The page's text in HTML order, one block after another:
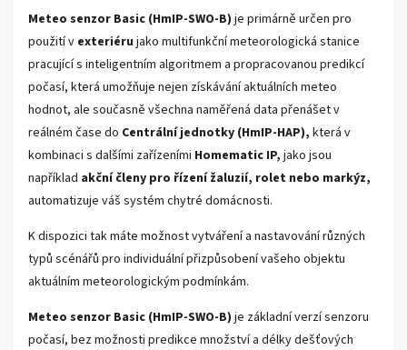
Meteo senzor Basic (HmIP-SWO-B) je primárně určen pro
použití v exteriéru jako multifunkční meteorologická stanice
pracující s inteligentním algoritmem a propracovanou predikcí
počasí, která umožňuje nejen získávání aktuálních meteo
hodnot, ale současně všechna naměřená data přenášet v
reálném čase do Centrální jednotky (HmIP-HAP), která v
kombinaci s dalšími zařízeními Homematic IP, jako jsou
například akční členy pro řízení žaluzií, rolet nebo markýz,
automatizuje váš systém chytré domácnosti.
K dispozici tak máte možnost vytváření a nastavování různých
typů scénářů pro individuální přizpůsobení vašeho objektu
aktuálním meteorologickým podmínkám.
Meteo senzor Basic (HmIP-SWO-B) je základní verzí senzoru
počasí, bez možnosti predikce množství a délky dešťových